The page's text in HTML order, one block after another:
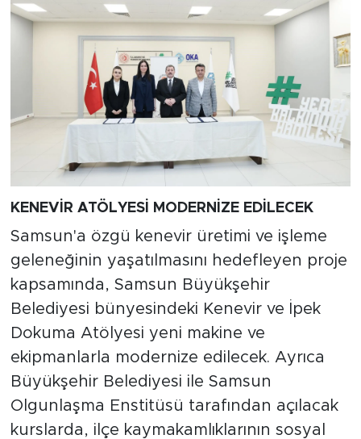
KENEVİR ATÖLYESİ MODERNİZE EDİLECEK
Samsun'a özgü kenevir üretimi ve işleme
geleneğinin yaşatılmasını hedefleyen proje
kapsamında, Samsun Büyükşehir
Belediyesi bünyesindeki Kenevir ve İpek
Dokuma Atölyesi yeni makine ve
ekipmanlarla modernize edilecek. Ayrıca
Büyükşehir Belediyesi ile Samsun
Olgunlaşma Enstitüsü tarafından açılacak
kurslarda, ilçe kaymakamlıklarının sosyal